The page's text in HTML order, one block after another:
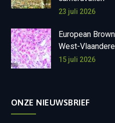
23 juli 2026
European
West-
15 juli 2026
ONZE NIEUWSBRIEF